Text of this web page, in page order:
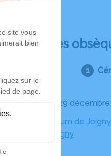
des
Le mardi 29
Crématorium de
89300 Joigny